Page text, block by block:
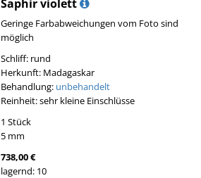
Saphir violett
Geringe Farbabweichungen vom Foto sind
möglich
Schliff: rund
Herkunft: Madagaskar
Behandlung: unbehandelt
Reinheit: sehr kleine Einschlüsse
1 Stück
5 mm
738,00 €
lagernd: 10